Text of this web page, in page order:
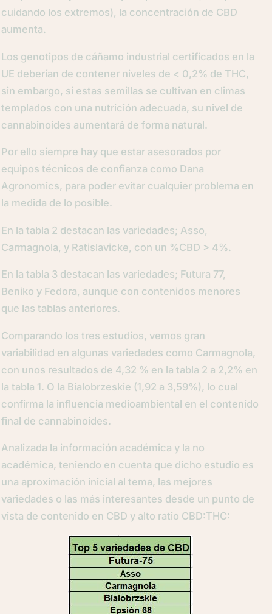
cuidando los extremos), la concentración de CBD
aumenta.
Los genotipos de cáñamo industrial certificados en la
UE deberían de contener niveles de < 0,2% de THC,
sin embargo, si estas semillas se cultivan en climas
templados con una nutrición adecuada, su nivel de
cannabinoides aumentará de forma natural.
Por ello siempre hay que estar asesorados por
equipos técnicos de confianza como Dana
Agronomics, para poder evitar cualquier problema en
la medida de lo posible.
En la tabla 2 destacan las variedades; Asso,
Carmagnola, y Ratislavicke, con un %CBD > 4%.
En la tabla 3 destacan las variedades; Futura 77,
Beniko y Fedora, aunque con contenidos menores
que las tablas anteriores.
Comparando los tres estudios, vemos gran
variabilidad en algunas variedades como Carmagnola,
con unos resultados de 4,32 % en la tabla 2 a 2,2% en
la tabla 1. O la Bialobrzeskie (1,92 a 3,59%), lo cual
confirma la influencia medioambiental en el contenido
final de cannabinoides.
Analizada la información académica y la no
académica, teniendo en cuenta que dicho estudio es
una aproximación inicial al tema, las mejores
variedades o las más interesantes desde un punto de
vista de contenido en CBD y alto ratio CBD:THC: